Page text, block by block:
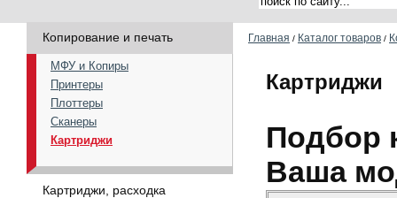
Копирование и печать
МФУ и Копиры
Принтеры
Плоттеры
Сканеры
Картриджи
Картриджи, расходка
Главная / Каталог товаров /
Картриджи
Подбор
Ваша